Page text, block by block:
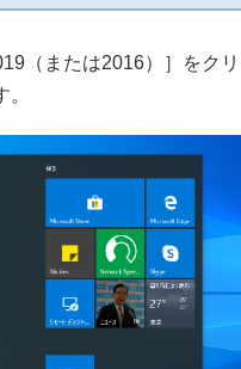
（または2016）］をク